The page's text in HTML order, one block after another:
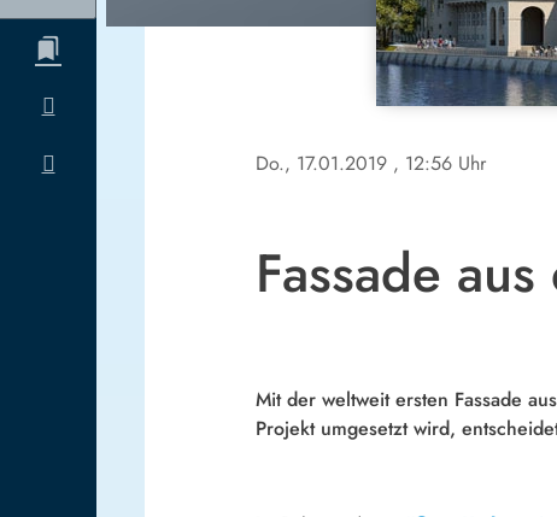
Do., 17.01.2019 , 12:56 Uhr
Fassade
Mit der weltweit ersten Fassade
Projekt umgesetzt wird,